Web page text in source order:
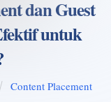
dan Guest
untuk
Content Placement